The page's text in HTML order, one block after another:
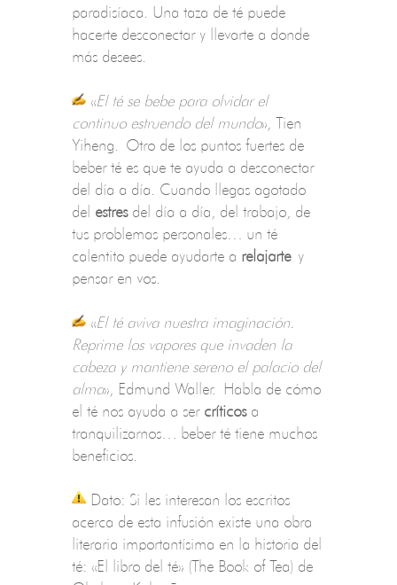
paradisíaca. Una taza de té puede
hacerte desconectar y llevarte a donde
más desees.
«El té se bebe para olvidar el
continuo estruendo del mundo», Tien
Yiheng. Otro de los puntos fuertes de
beber té es que te ayuda a desconectar
del día a día. Cuando llegas agotado
del estres del día a día, del trabajo, de
tus problemas personales… un té
calentito puede ayudarte a relajartey
pensar en vos.
«El té aviva nuestra imaginación.
Reprime los vapores que invaden la
cabeza y mantiene sereno el palacio del
alma», Edmund Waller. Habla de cómo
el té nos ayuda a ser críticosa
tranquilizarnos… beber té tiene muchos
beneficios.
Dato: Si les interesan los escritos
acerca de esta infusión existe una obra
literaria importantísima en la historia del
té: «El libro del té» (The Book of Tea) de